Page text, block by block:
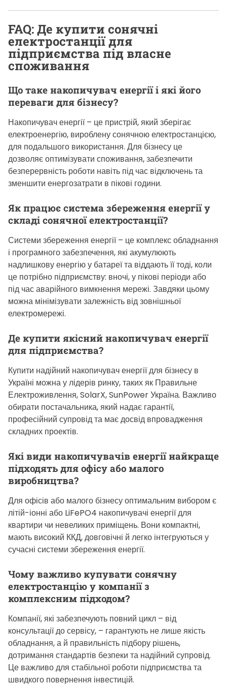
FAQ: Де купити сонячні
електростанції для
підприємства під власне
споживання
Що таке накопичувач енергії і які його
переваги для бізнесу?
Накопичувач енергії – це пристрій, який зберігає
електроенергію, вироблену сонячною електростанцією,
для подальшого використання. Для бізнесу це
дозволяє оптимізувати споживання, забезпечити
безперервність роботи навіть під час відключень та
зменшити енергозатрати в пікові години.
Як працює система збереження енергії у
складі сонячної електростанції?
Системи збереження енергії – це комплекс обладнання
і програмного забезпечення, які акумулюють
надлишкову енергію у батареї та віддають її тоді, коли
це потрібно підприємству: вночі, у пікові періоди або
під час аварійного вимкнення мережі. Завдяки цьому
можна мінімізувати залежність від зовнішньої
електромережі.
Де купити якісний накопичувач енергії
для підприємства?
Купити надійний накопичувач енергії для бізнесу в
Україні можна у лідерів ринку, таких як Правильне
Електроживлення, SolarX, SunPower Україна. Важливо
обирати постачальника, який надає гарантії,
професійний супровід та має досвід впровадження
складних проектів.
Які види накопичувачів енергії найкраще
підходять для офісу або малого
виробництва?
Для офісів або малого бізнесу оптимальним вибором є
літій-іонні або LiFePO4 накопичувачі енергії для
квартири чи невеликих приміщень. Вони компактні,
мають високий ККД, довговічні й легко інтегруються у
сучасні системи збереження енергії.
Чому важливо купувати сонячну
електростанцію у компанії з
комплексним підходом?
Компанії, які забезпечують повний цикл – від
консультації до сервісу, – гарантують не лише якість
обладнання, а й правильність підбору рішень,
дотримання стандартів безпеки та надійний супровід.
Це важливо для стабільної роботи підприємства та
швидкого повернення інвестицій.